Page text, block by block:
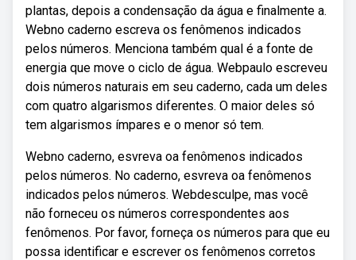
plantas, depois a condensação da água e finalmente a.
Webno caderno escreva os fenômenos indicados
pelos números. Menciona também qual é a fonte de
energia que move o ciclo de água. Webpaulo escreveu
dois números naturais em seu caderno, cada um deles
com quatro algarismos diferentes. O maior deles só
tem algarismos ímpares e o menor só tem.
Webno caderno, esvreva oa fenômenos indicados
pelos números. No caderno, esvreva oa fenômenos
indicados pelos números. Webdesculpe, mas você
não forneceu os números correspondentes aos
fenômenos. Por favor, forneça os números para que eu
possa identificar e escrever os fenômenos corretos